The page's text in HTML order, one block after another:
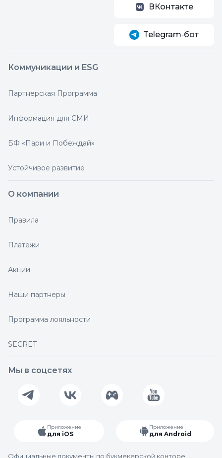
ВКонтакте
Telegram‑бот
Коммуникации и ESG
Партнерская Программа
Информация для СМИ
БФ «Пари и Побеждай»
Устойчивое развитие
О компании
Правила
Платежи
Акции
Наши партнеры
Программа лояльности
SECRET
Мы в соцсетях
Приложение
для iOS
Приложение
для Android
Официальные документы по букмекерской конторе